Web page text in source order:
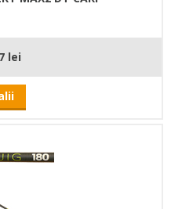
lei